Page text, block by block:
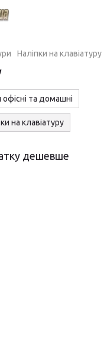
Наліпки на клавіатуру
офісні та домашні
на клавіатуру
дешевше